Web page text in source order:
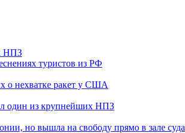
НПЗ
туристов из РФ
о нехватке ракет у США
один из крупнейших НПЗ
но вышла на свободу прямо в зале суда